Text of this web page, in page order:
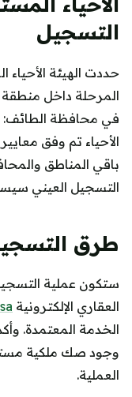
التسجيل
حددت الهيئة
المرحلة داخل منطقة
في محافظة الطائف:
الأحياء تم وفق
باقي المناطق
التسجيل العيني
طرق
ستكون عملية
العقاري الإلكترونية
الخدمة المعتمدة.
وجود صك ملكية
العملية.